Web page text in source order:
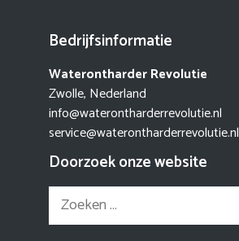
Bedrijfsinformatie
Waterontharder Revolutie
Zwolle, Nederland
info@waterontharderrevolutie.nl
service@waterontharderrevolutie.nl
Doorzoek onze website
Zoek
naar: